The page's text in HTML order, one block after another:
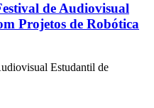
de Audiovisual
Projetos de Robótica
Estudantil de